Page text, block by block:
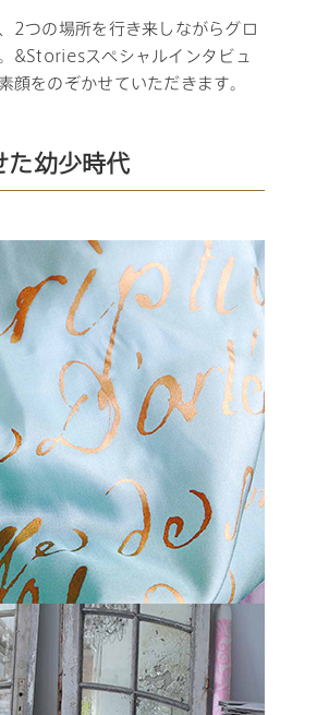
2つの場所を行き来しながらグロ
&Storiesスペシャルインタビュ
をのぞかせていただきます。
幼少時代